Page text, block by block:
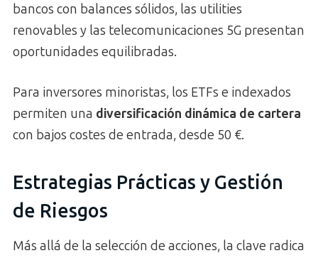
bancos con balances sólidos, las utilities
renovables y las telecomunicaciones 5G presentan
oportunidades equilibradas.
Para inversores minoristas, los ETFs e indexados
permiten una diversificación dinámica de cartera
con bajos costes de entrada, desde 50 €.
Estrategias Prácticas y Gestión
de Riesgos
Más allá de la selección de acciones, la clave radica